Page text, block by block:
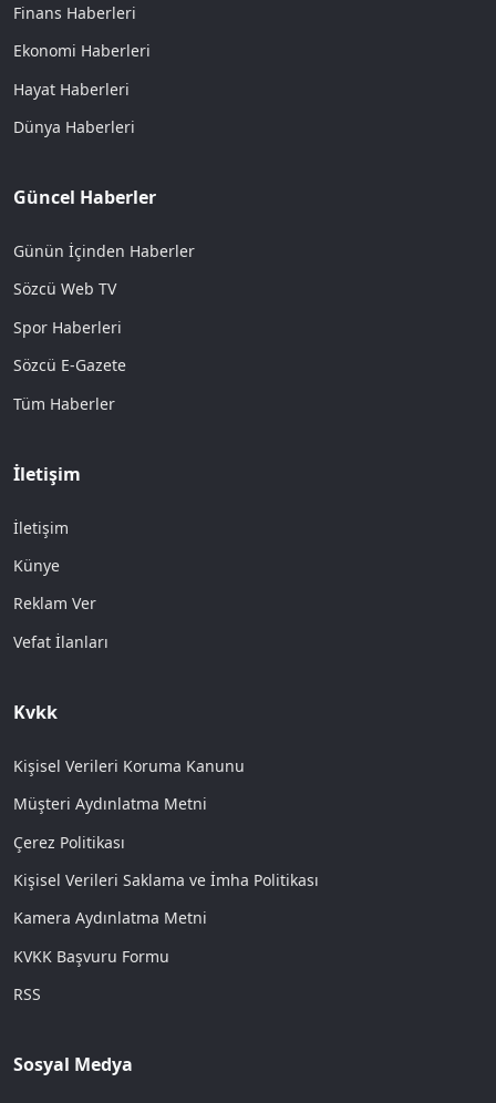
Finans Haberleri
Ekonomi Haberleri
Hayat Haberleri
Dünya Haberleri
Güncel Haberler
Günün İçinden Haberler
Sözcü Web TV
Spor Haberleri
Sözcü E-Gazete
Tüm Haberler
İletişim
İletişim
Künye
Reklam Ver
Vefat İlanları
Kvkk
Kişisel Verileri Koruma Kanunu
Müşteri Aydınlatma Metni
Çerez Politikası
Kişisel Verileri Saklama ve İmha Politikası
Kamera Aydınlatma Metni
KVKK Başvuru Formu
RSS
Sosyal Medya